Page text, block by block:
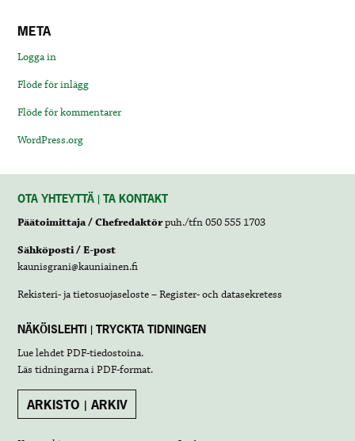
META
Logga in
Flöde för inlägg
Flöde för kommentarer
WordPress.org
OTA YHTEYTTÄ | TA KONTAKT
Päätoimittaja / Chefredaktörpuh./tfn 050 555 1703
Sähköposti / E-post
kaunisgrani@kauniainen.fi
Rekisteri- ja tietosuojaseloste – Register- och datasekretess
NÄKÖISLEHTI | TRYCKTA TIDNINGEN
Lue lehdetPDF-tiedostoina.
Läs tidningarna iPDF-format.
ARKISTO | ARKIV